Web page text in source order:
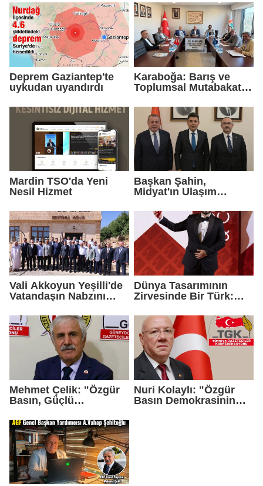
Deprem Gaziantep'te
uykudan uyandırdı
Karaboğa: Barış ve
Toplumsal Mutabakat
Güçlendirecek
Mardin TSO'da Yeni
Nesil Hizmet
Başkan Şahin,
Midyat'ın Ulaşım
Taşıdı
Vali Akkoyun Yeşilli'de
Vatandaşın Nabzını
Dünya Tasarımının
Zirvesinde Bir Türk:
Ayanoğlu'na İtalya'dan
Birincilik Ödülü
Mehmet Çelik: "Özgür
Basın, Güçlü
Teminatıdır"
Nuri Kolaylı: "Özgür
Basın Demokrasinin